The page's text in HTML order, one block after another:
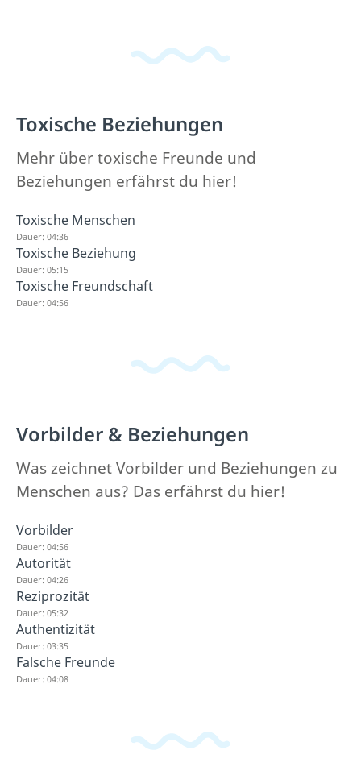
Toxische Beziehungen
Mehr über toxische Freunde und
Beziehungen erfährst du hier!
Toxische Menschen
Dauer: 04:36
Toxische Beziehung
Dauer: 05:15
Toxische Freundschaft
Dauer: 04:56
Vorbilder & Beziehungen
Was zeichnet Vorbilder und Beziehungen zu
Menschen aus? Das erfährst du hier!
Vorbilder
Dauer: 04:56
Autorität
Dauer: 04:26
Reziprozität
Dauer: 05:32
Authentizität
Dauer: 03:35
Falsche Freunde
Dauer: 04:08